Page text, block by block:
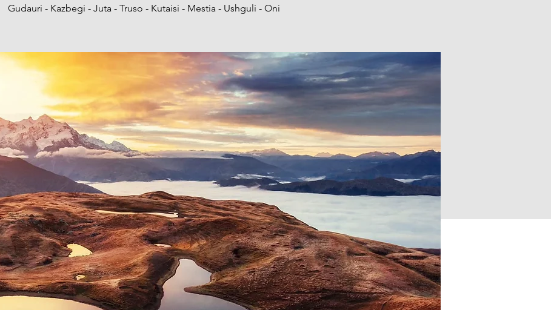
Gudauri - Kazbegi - Juta - Truso - Kutaisi - Mestia - Ushguli - Oni